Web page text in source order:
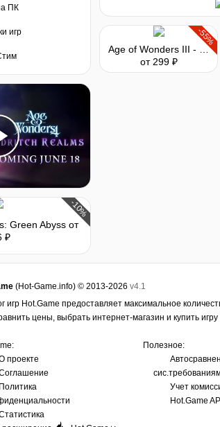
ПК
игр
-10%
Green Abyss от
₽
-55%
Age of Wonders III - Golden Realms Expansion
от 299 ₽
(Hot-Game.info) © 2013-2026 v4.1
игр Hot.Game предоставляет максимальное
цены, выбрать интернет-магазин и купить
проекте
Политика
Полезное:
Учет
Hot.Game API